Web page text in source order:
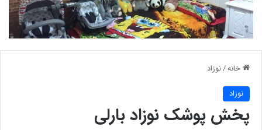
خانه/نوزاد
نوزاد
پخش پوشک نوزاد بارلی